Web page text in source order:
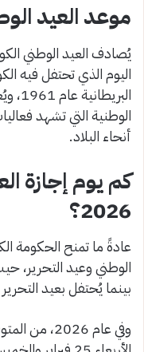
موعد العيد
اليوم الذي تحتفل فيه
الوطنية التي تشهد
أنحاء البلاد.
كم يوم إجازة
2026؟
عادةً ما تمنح الحكومة
بينما يُحتفل بعيد التحرير في 26 فبراير من
وفي عام